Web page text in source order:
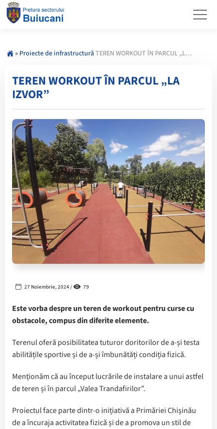
» Proiecte de infrastructură TEREN WORKOUT ÎN PARCUL „LA IZVOR”
TEREN WORKOUT ÎN PARCUL „LA
IZVOR”
27 Noiembrie, 2024 / 79
Este vorba despre un teren de workout pentru curse cu
obstacole, compus din diferite elemente.
Terenul oferă posibilitatea tuturor doritorilor de a-și testa
abilitățile sportive și de a-și îmbunătăți condiția fizică.
Menționăm că au început lucrările de instalare a unui astfel
de teren și în parcul „Valea Trandafirilor”.
Proiectul face parte dintr-o inițiativă a Primăriei Chișinău
de a încuraja activitatea fizică și de a promova un stil de